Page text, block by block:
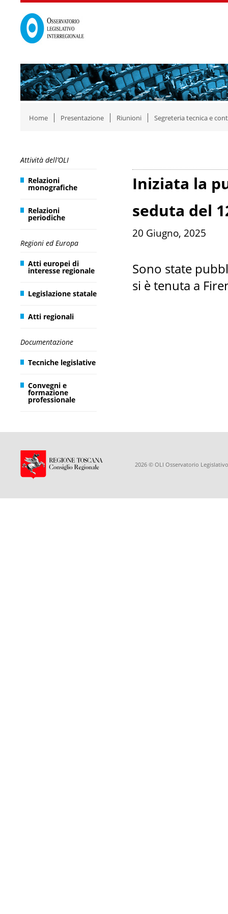
Home Presentazione Riunioni Segreteria tecnica e
Attività dell’OLI
Relazioni
monografiche
Relazioni
periodiche
Regioni ed Europa
Atti europei di
interesse regionale
Legislazione statale
Atti regionali
Documentazione
Tecniche legislative
Convegni e
formazione
professionale
Iniziata la
seduta del
20 Giugno, 2025
Sono state
si è tenuta a
2026 © OLI Osservatorio